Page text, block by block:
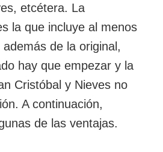
etcétera. La
la que incluye al menos
de la original,
hay que empezar y la
Cristóbal y Nieves no
A continuación,
de las ventajas.